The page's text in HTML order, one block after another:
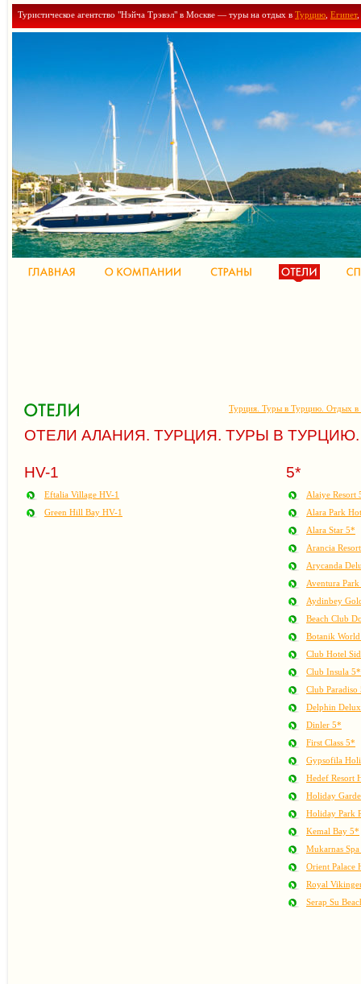
Туристическое агентство "Нэйча Трэвэл" в Москве — туры на отдых в Турцию Египет,
Турция. Туры в Турцию. Отдых в
ОТЕЛИ АЛАНИЯ. ТУРЦИЯ. ТУРЫ В
HV-1
Eftalia Village HV-1
Green Hill Bay HV-1
5*
Alaiye Resort
Alara Park
Alara Star 5*
Arancia
Arycanda
Aventura
Aydinbey
Beach Club
Botanik
Club Hotel
Club Insula 5*
Club Paradiso
Delphin
Dinler 5*
First Class 5*
Gypsofila
Hedef Resort
Holiday
Holiday Park
Kemal Bay 5*
Mukarnas
Orient Palace
Royal
Serap Su